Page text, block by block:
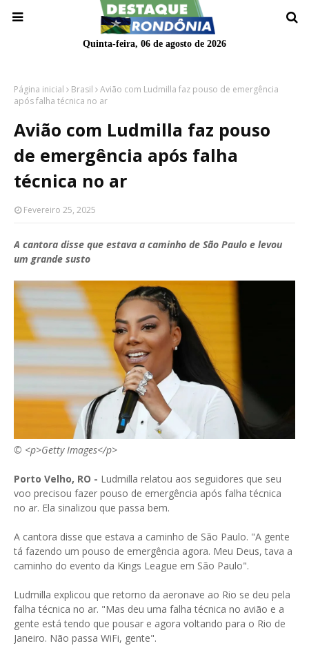
Quinta-feira, 06 de agosto de 2026
Página inicial Brasil
Avião com Ludmilla faz pouso de emergência
após falha técnica no ar
Avião com Ludmilla faz pouso
de emergência após falha
técnica no ar
Fevereiro 25, 2025
A cantora disse que estava a caminho de São Paulo e levou
um grande susto
© <p>Getty Images</p>
Porto Velho, RO - Ludmilla relatou aos seguidores que seu
voo precisou fazer pouso de emergência após falha técnica
no ar. Ela sinalizou que passa bem.
A cantora disse que estava a caminho de São Paulo. "A gente
tá fazendo um pouso de emergência agora. Meu Deus, tava a
caminho do evento da Kings League em São Paulo".
Ludmilla explicou que retorno da aeronave ao Rio se deu pela
falha técnica no ar. "Mas deu uma falha técnica no avião e a
gente está tendo que pousar e agora voltando para o Rio de
Janeiro. Não passa WiFi, gente".